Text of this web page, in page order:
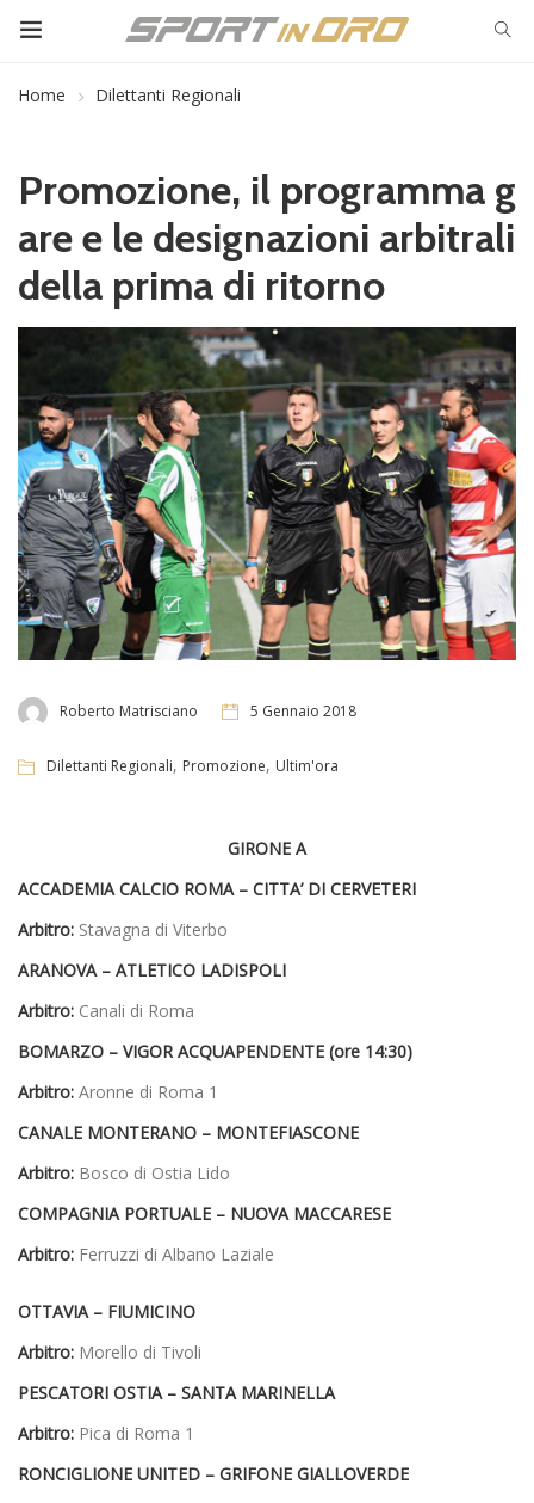
Home Dilettanti Regionali
Promozione, il programma g
are e le designazioni arbitrali
della prima di ritorno
Roberto Matrisciano 5 Gennaio 2018
Dilettanti Regionali, Promozione, Ultim'ora
GIRONE A
ACCADEMIA CALCIO ROMA – CITTA’ DI CERVETERI
Arbitro: Stavagna di Viterbo
ARANOVA – ATLETICO LADISPOLI
Arbitro: Canali di Roma
BOMARZO – VIGOR ACQUAPENDENTE (ore 14:30)
Arbitro: Aronne di Roma 1
CANALE MONTERANO – MONTEFIASCONE
Arbitro: Bosco di Ostia Lido
COMPAGNIA PORTUALE – NUOVA MACCARESE
Arbitro: Ferruzzi di Albano Laziale
OTTAVIA – FIUMICINO
Arbitro: Morello di Tivoli
PESCATORI OSTIA – SANTA MARINELLA
Arbitro: Pica di Roma 1
RONCIGLIONE UNITED – GRIFONE GIALLOVERDE